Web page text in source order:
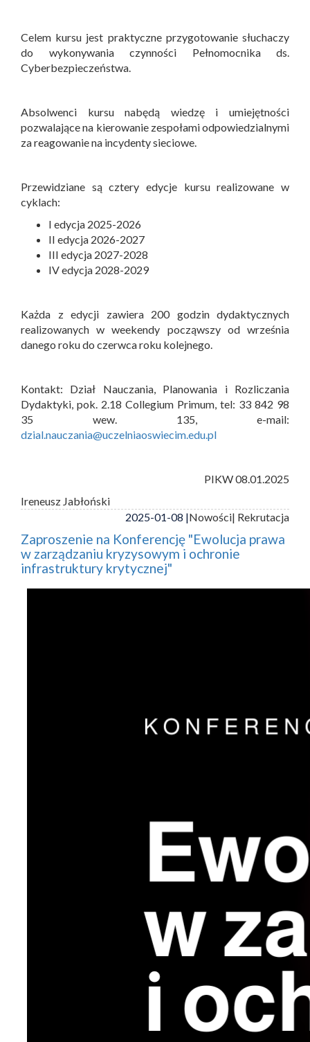
Celem kursu jest praktyczne przygotowanie słuchaczy
do wykonywania czynności Pełnomocnika ds.
Cyberbezpieczeństwa.
Absolwenci kursu nabędą wiedzę i umiejętności
pozwalające na kierowanie zespołami odpowiedzialnymi
za reagowanie na incydenty sieciowe.
Przewidziane są cztery edycje kursu realizowane w
cyklach:
I edycja 2025-2026
II edycja 2026-2027
III edycja 2027-2028
IV edycja 2028-2029
Każda z edycji zawiera 200 godzin dydaktycznych
realizowanych w weekendy począwszy od września
danego roku do czerwca roku kolejnego.
Kontakt: Dział Nauczania, Planowania i Rozliczania
Dydaktyki, pok. 2.18 Collegium Primum, tel: 33 842 98
35 wew. 135, e-mail:
dzial.nauczania@uczelniaoswiecim.edu.pl
PIKW 08.01.2025
Ireneusz Jabłoński
2025-01-08 |Nowości| Rekrutacja
Zaproszenie na Konferencję "Ewolucja prawa
w zarządzaniu kryzysowym i ochronie
infrastruktury krytycznej"